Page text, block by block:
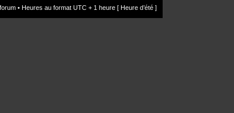
• Heures au format UTC + 1 heure [ Heure d’été ]